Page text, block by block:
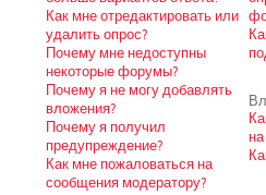
Как мне отредактировать или
удалить опрос?
Почему мне недоступны
некоторые форумы?
Почему я не могу добавлять
вложения?
Почему я получил
предупреждение?
Как мне пожаловаться на
сообщения модератору?